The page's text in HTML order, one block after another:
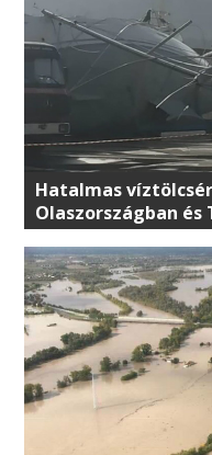
Hatalmas
Olaszországban és